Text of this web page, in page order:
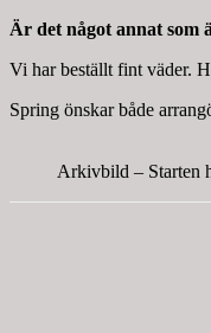
Är det något annat som
Vi har beställt fint väder.
Spring önskar både
Arkivbild – Starten